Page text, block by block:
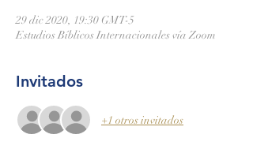
29 dic 2020, 19:30 GMT-5
Estudios Bíblicos Internacionales vía Zoom
Invitados
+1 otros invitados